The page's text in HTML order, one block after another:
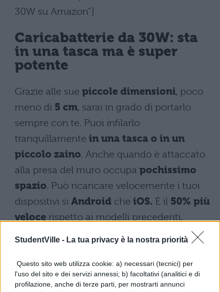
StudentVille - La tua privacy è la nostra priorità
Questo sito web utilizza cookie: a) necessari (tecnici) per
l'uso del sito e dei servizi annessi; b) facoltativi (analitici e di
profilazione, anche di terze parti, per mostrarti annunci
30W su Amazon”]
Caricabatterie da 30W: sta
in una tasca ma è super
potente
Grazie alle sue piccole dimensioni, poco
meno di 5 cm, sarai in grado di portarlo
sempre con te. Puoi infilarlo
tranquillamente in una tasca o in un
piccolo zaino. Anche quando è attaccato
alla presa del muro occupa pochissimo
spazio. Può ricaricare velocemente i tuoi
dispositivi si Android che iOS. È il 50% più
veloce rispetto ai modelli precedenti.